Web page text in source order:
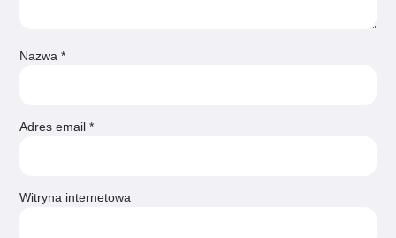
Nazwa*
Adres email*
Witryna internetowa